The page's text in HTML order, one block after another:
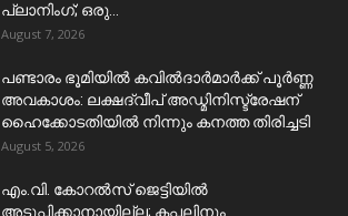
പ്ലാനിംഗ്; ഒരു...
August 7, 2026
പണ്ടാരം ഭൂമിയിൽ കവിൽദാർമാർക്ക് പൂർണ്ണ
അവകാശം: ലക്ഷദ്വീപ് അഡ്മിനിസ്ട്രേഷന്
ഹൈക്കോടതിയിൽ നിന്നും കനത്ത തിരിച്ചടി
August 5, 2026
​എം.വി. കോറൽസ് ജെട്ടിയിൽ
അടുപ്പിക്കാനായില്ല; കപ്പലിനും